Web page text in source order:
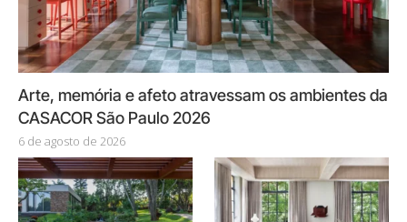
Arte, memória e afeto atravessam os ambientes da
CASACOR São Paulo 2026
6 de agosto de 2026